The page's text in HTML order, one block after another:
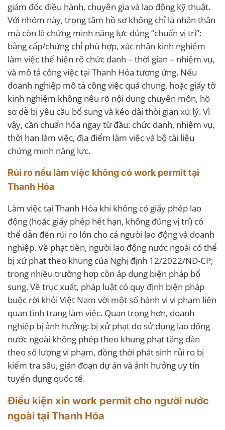
giám đốc điều hành, chuyên gia và lao động kỹ thuật.
Với nhóm này, trọng tâm hồ sơ không chỉ là nhân thân
mà còn là chứng minh năng lực đúng “chuẩn vị trí”:
bằng cấp/chứng chỉ phù hợp, xác nhận kinh nghiệm
làm việc thể hiện rõ chức danh – thời gian – nhiệm vụ,
và mô tả công việc tại Thanh Hóa tương ứng. Nếu
doanh nghiệp mô tả công việc quá chung, hoặc giấy tờ
kinh nghiệm không nêu rõ nội dung chuyên môn, hồ
sơ dễ bị yêu cầu bổ sung và kéo dài thời gian xử lý. Vì
vậy, cần chuẩn hóa ngay từ đầu: chức danh, nhiệm vụ,
thời hạn làm việc, địa điểm làm việc và bộ tài liệu
chứng minh năng lực.
Rủi ro nếu làm việc không có work permit tại
Thanh Hóa
Làm việc tại Thanh Hóa khi không có giấy phép lao
động (hoặc giấy phép hết hạn, không đúng vị trí) có
thể dẫn đến rủi ro lớn cho cả người lao động và doanh
nghiệp. Về phạt tiền, người lao động nước ngoài có thể
bị xử phạt theo khung của Nghị định 12/2022/NĐ-CP;
trong nhiều trường hợp còn áp dụng biện pháp bổ
sung. Về trục xuất, pháp luật có quy định biện pháp
buộc rời khỏi Việt Nam với một số hành vi vi phạm liên
quan tình trạng làm việc. Quan trọng hơn, doanh
nghiệp bị ảnh hưởng: bị xử phạt do sử dụng lao động
nước ngoài không phép theo khung phạt tăng dần
theo số lượng vi phạm, đồng thời phát sinh rủi ro bị
kiểm tra sâu, gián đoạn dự án và ảnh hưởng uy tín
tuyển dụng quốc tế.
Điều kiện xin work permit cho người nước
ngoài tại Thanh Hóa